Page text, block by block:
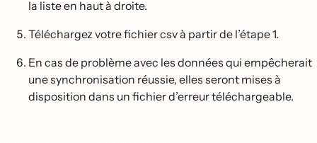
la liste en haut à droite.
Téléchargez votre fichier csv à partir de l’étape 1.
En cas de problème avec les données qui empêcherait
une synchronisation réussie, elles seront mises à
disposition dans un fichier d’erreur téléchargeable.